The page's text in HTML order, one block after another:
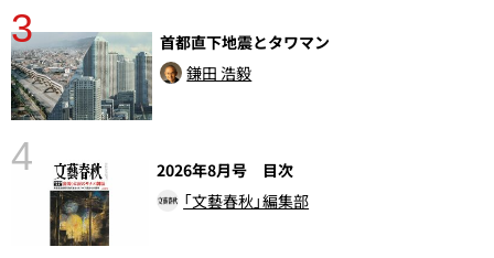
3
首都直下地震とタワマン
鎌田 浩毅
4
2026年8月号 目次
「文藝春秋」編集部